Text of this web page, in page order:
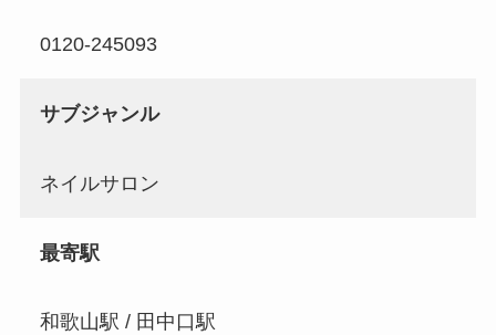
0120-245093
サブジャンル
ネイルサロン
最寄駅
和歌山駅 / 田中口駅